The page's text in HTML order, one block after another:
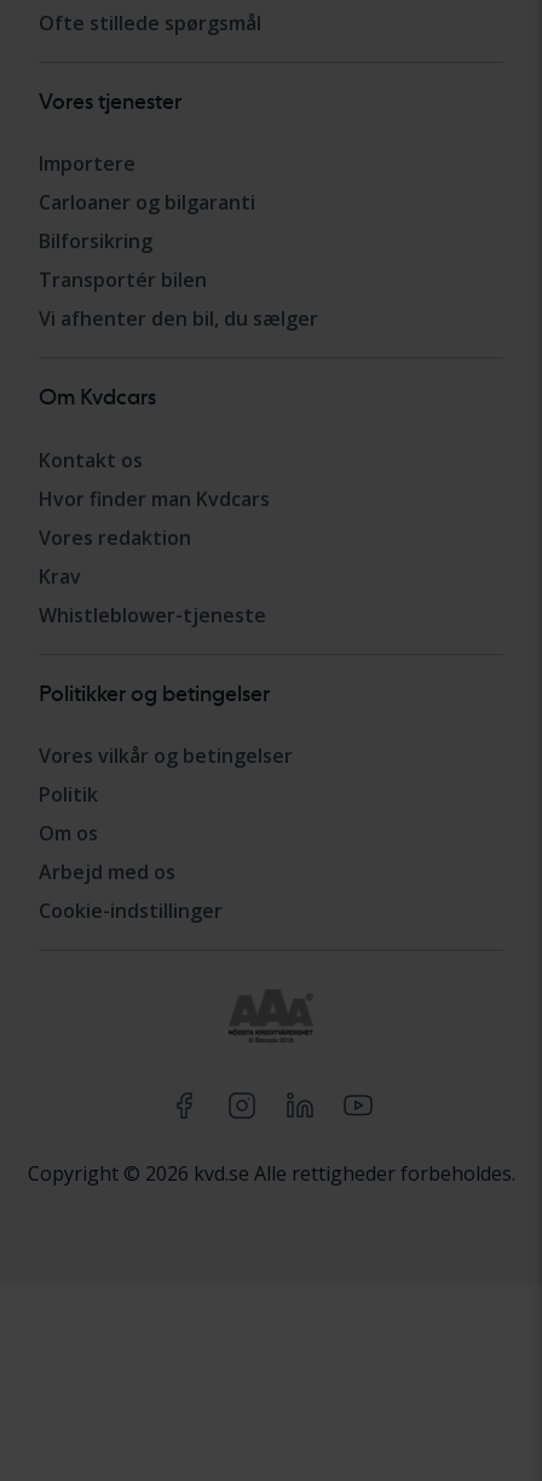
Ofte stillede spørgsmål
Vores tjenester
Importere
Carloaner og bilgaranti
Bilforsikring
Transportér bilen
Vi afhenter den bil, du sælger
Om Kvdcars
Kontakt os
Hvor finder man Kvdcars
Vores redaktion
Krav
Whistleblower-tjeneste
Politikker og betingelser
Vores vilkår og betingelser
Politik
Om os
Arbejd med os
Cookie-indstillinger
Copyright © 2026 kvd.se Alle rettigheder forbeholdes.